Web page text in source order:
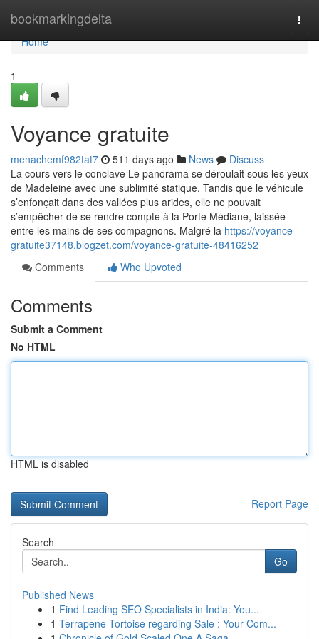
bookmarkingdelta
Home
Home
1
Voyance gratuite
menachemf982tat7 511 days ago News
Discuss
La cours vers le conclave Le panorama se déroulait sous les yeux
de Madeleine avec une sublimité statique. Tandis que le véhicule
s’enfonçait dans des vallées plus arides, elle ne pouvait
s’empêcher de se rendre compte à la Porte Médiane, laissée
entre les mains de ses compagnons. Malgré la https://voyance-
gratuite37148.blogzet.com/voyance-gratuite-48416252
Comments
Who Upvoted
Comments
Submit a Comment
No HTML
HTML is disabled
Report Page
Search
Go
Published News
1 Find Leading SEO Specialists in India: You...
1 Terrapene Tortoise regarding Sale : Your Com...